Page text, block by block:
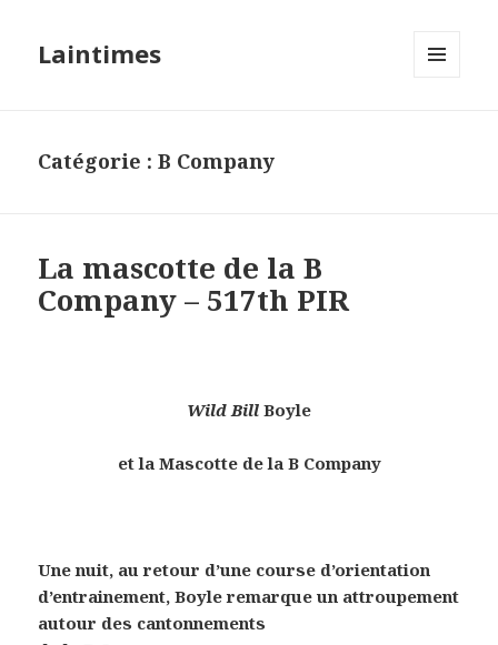
Laintimes
Catégorie :B Company
La mascotte de la B
Company – 517th PIR
Wild Bill Boyle
et la Mascotte de la B Company
Une nuit, au retour d’une course d’orientation
d’entrainement, Boyle remarque un attroupement
autour des cantonnements